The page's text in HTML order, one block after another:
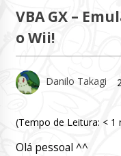
VBA GX –
o Wii!
Danilo Takagi
(Tempo de Leitura: < 1
Olá pessoal ^^